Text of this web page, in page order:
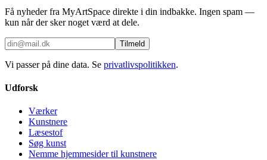
Få nyheder fra MyArtSpace direkte i din indbakke. Ingen spam —
kun når der sker noget værd at dele.
Tilmeld
Vi passer på dine data. Se privatlivspolitikken.
Udforsk
Værker
Kunstnere
Læsestof
Søg kunst
Nemme hjemmesider til kunstnere